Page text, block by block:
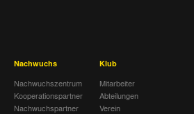
Nachwuchs
Nachwuchszentrum
Kooperationspartner
Nachwuchspartner
Klub
Mitarbeiter
Abteilungen
Verein